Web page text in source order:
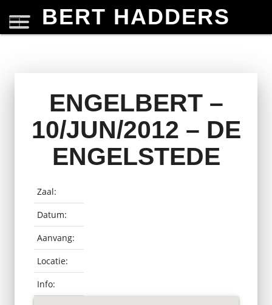
BERT HADDERS
ENGELBERT –
10/JUN/2012 – DE
ENGELSTEDE
Zaal:
Datum:
Aanvang:
Locatie:
Info: